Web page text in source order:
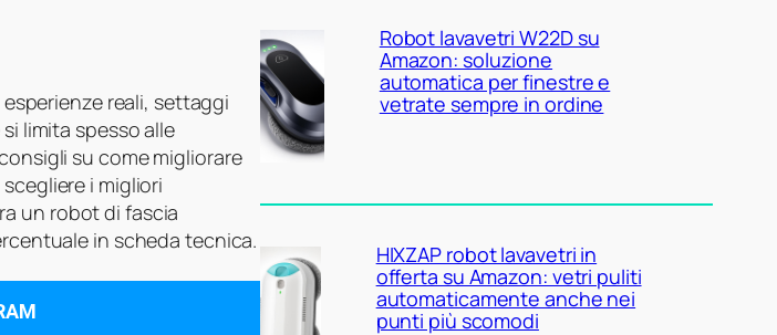
reali, settaggi
limita spesso alle
su come migliorare
i migliori
un robot di fascia
in scheda tecnica.
Robot lavavetri W22D su
Amazon: soluzione
automatica per finestre e
vetrate sempre in ordine
HIXZAP robot lavavetri in
offerta su Amazon: vetri puliti
automaticamente anche nei
punti più scomodi